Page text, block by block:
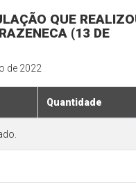
QUE
(13 DE
de 2022
Quantidade